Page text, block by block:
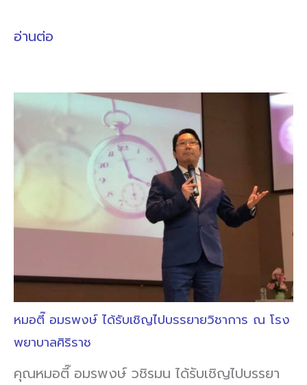
อ่านต่อ
หมอตี๊ อมรพงษ์ ได้รับเชิญไปบรรยายวิชาการ ณ โรง
พยาบาลศิริราช
คุณหมอตี๊ อมรพงษ์ วชิรมน ได้รับเชิญไปบรรยา